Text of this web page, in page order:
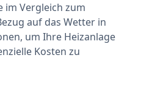
im Vergleich zum
auf das Wetter in
um Ihre Heizanlage
Kosten zu